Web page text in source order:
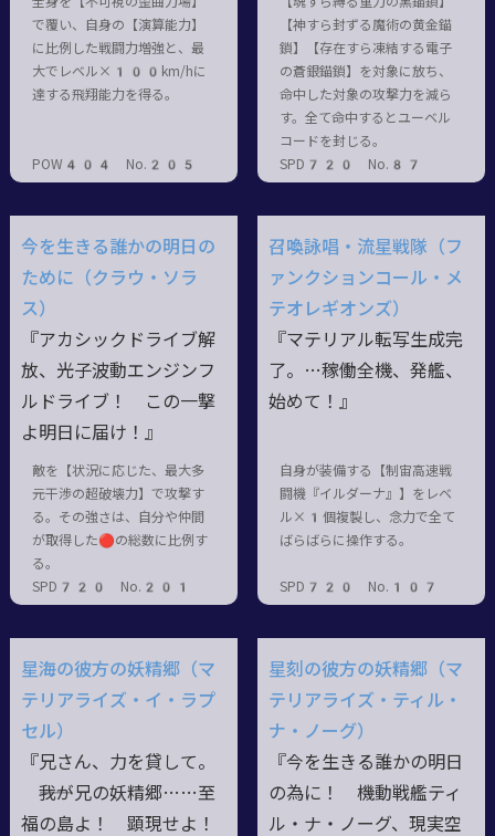
で覆い、自身の【演算能力】
に比例した戦闘力増強と、最
大でレベル×100km/hに
達する飛翔能力を得る。
POW404 No.205
【神すら封ずる魔術の黄金錨
鎖】【存在すら凍結する電子
の蒼銀錨鎖】を対象に放ち、
命中した対象の攻撃力を減ら
す。全て命中するとユーベル
コードを封じる。
SPD720 No.87
今を生きる誰かの明日の
ために（クラウ・ソラ
ス）
『アカシックドライブ解
放、光子波動エンジンフ
ルドライブ！ この一撃
よ明日に届け！』
敵を【状況に応じた、最大多
元干渉の超破壊力】で攻撃す
る。その強さは、自分や仲間
が取得した🔴の総数に比例す
る。
SPD720 No.201
召喚詠唱・流星戦隊（フ
ァンクションコール・メ
テオレギオンズ）
『マテリアル転写生成完
了。…稼働全機、発艦、
始めて！』
自身が装備する【制宙高速戦
闘機『イルダーナ』】をレベ
ル×1個複製し、念力で全て
ばらばらに操作する。
SPD720 No.107
星海の彼方の妖精郷（マ
テリアライズ・イ・ラプ
セル）
『兄さん、力を貸して。
――我が兄の妖精郷……至
福の島よ！ 顕現せよ！
星刻の彼方の妖精郷（マ
テリアライズ・ティル・
ナ・ノーグ）
『今を生きる誰かの明日
の為に！ 機動戦艦ティ
ル・ナ・ノーグ、現実空